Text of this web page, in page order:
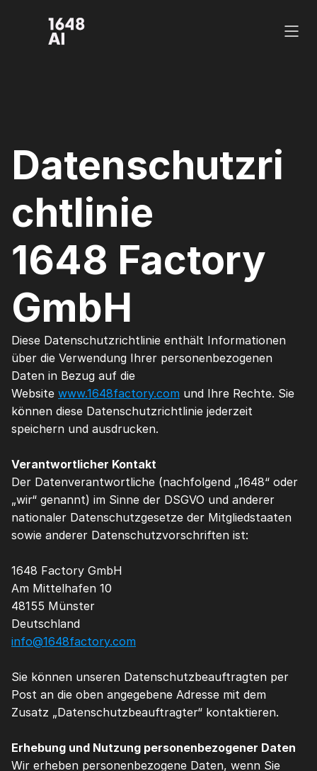
Datenschutzri
chtlinie
1648 Factory
GmbH
Diese Datenschutzrichtlinie enthält Informationen
über die Verwendung Ihrer personenbezogenen
Daten in Bezug auf die
Website www.1648factory.com und Ihre Rechte. Sie
können diese Datenschutzrichtlinie jederzeit
speichern und ausdrucken.
Verantwortlicher Kontakt
Der Datenverantwortliche (nachfolgend „1648“ oder
„wir“ genannt) im Sinne der DSGVO und anderer
nationaler Datenschutzgesetze der Mitgliedstaaten
sowie anderer Datenschutzvorschriften ist:
1648 Factory GmbH
Am Mittelhafen 10
48155 Münster
Deutschland
info@1648factory.com
Sie können unseren Datenschutzbeauftragten per
Post an die oben angegebene Adresse mit dem
Zusatz „Datenschutzbeauftragter“ kontaktieren.
Erhebung und Nutzung personenbezogener Daten
Wir erheben personenbezogene Daten, wenn Sie